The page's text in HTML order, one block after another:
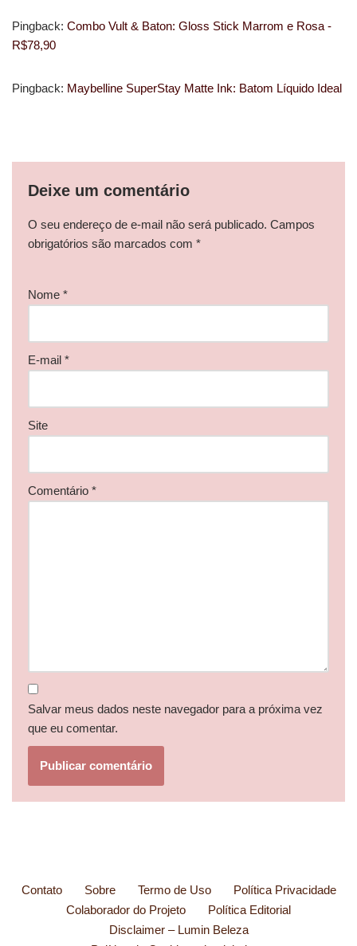
Pingback: Combo Vult & Baton: Gloss Stick Marrom e Rosa -
R$78,90
Pingback: Maybelline SuperStay Matte Ink: Batom Líquido Ideal
Deixe um comentário
O seu endereço de e-mail não será publicado. Campos
obrigatórios são marcados com *
Nome *
E-mail *
Site
Comentário *
Salvar meus dados neste navegador para a próxima vez
que eu comentar.
Contato Sobre Termo de Uso
Política Privacidade
Colaborador do Projeto
Política Editorial
Disclaimer – Lumin Beleza